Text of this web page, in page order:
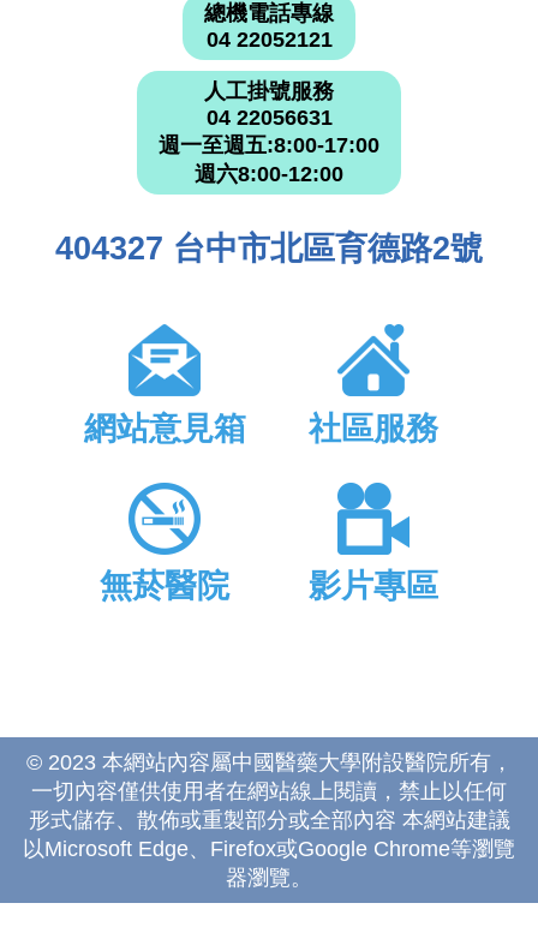
總機電話專線
04 22052121
人工掛號服務
04 22056631
週一至週五:8:00-17:00
週六8:00-12:00
404327 台中市北區育德路2號
網站意見箱 社區服務
無菸醫院 影片專區
© 2023 本網站內容屬中國醫藥大學附設醫院所有，
一切內容僅供使用者在網站線上閱讀，禁止以任何
形式儲存、散佈或重製部分或全部內容 本網站建議
以Microsoft Edge、Firefox或Google Chrome等瀏覽
器瀏覽。